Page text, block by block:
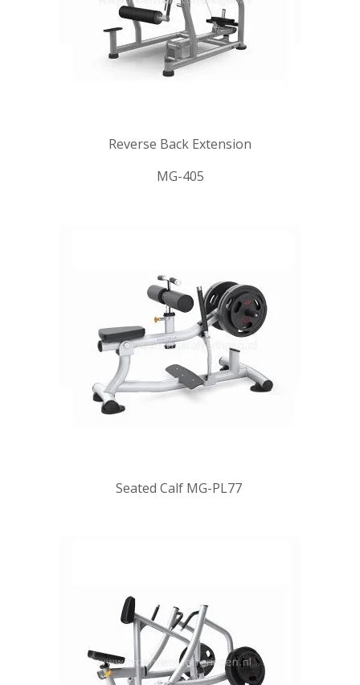
Reverse Back Extension
MG-405
Seated Calf MG-PL77